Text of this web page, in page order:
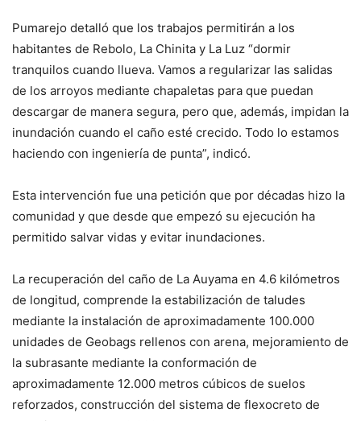
Pumarejo detalló que los trabajos permitirán a los
habitantes de Rebolo, La Chinita y La Luz “dormir
tranquilos cuando llueva. Vamos a regularizar las salidas
de los arroyos mediante chapaletas para que puedan
descargar de manera segura, pero que, además, impidan la
inundación cuando el caño esté crecido. Todo lo estamos
haciendo con ingeniería de punta”, indicó.
Esta intervención fue una petición que por décadas hizo la
comunidad y que desde que empezó su ejecución ha
permitido salvar vidas y evitar inundaciones.
La recuperación del caño de La Auyama en 4.6 kilómetros
de longitud, comprende la estabilización de taludes
mediante la instalación de aproximadamente 100.000
unidades de Geobags rellenos con arena, mejoramiento de
la subrasante mediante la conformación de
aproximadamente 12.000 metros cúbicos de suelos
reforzados, construcción del sistema de flexocreto de